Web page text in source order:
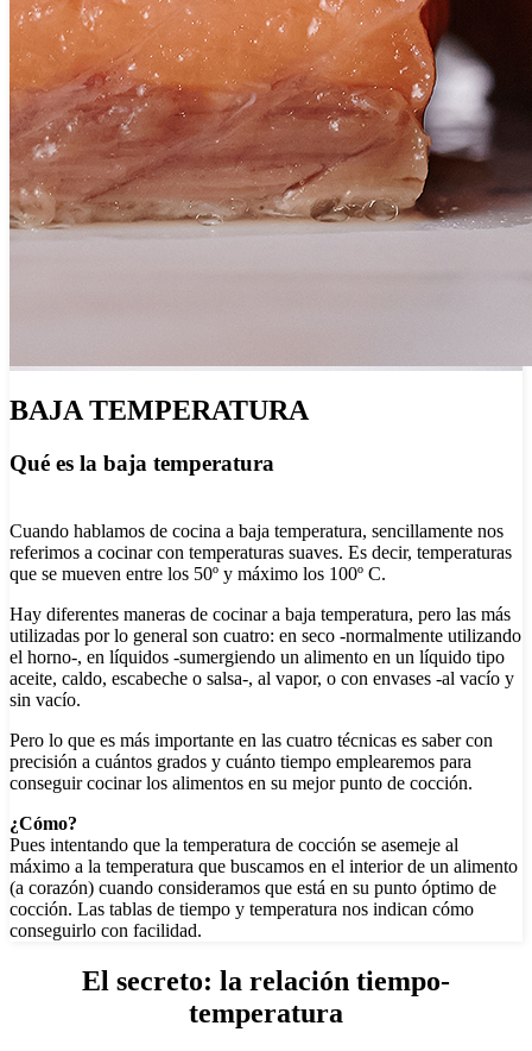
BAJA TEMPERATURA
Qué es la baja temperatura
Cuando hablamos de cocina a baja temperatura, sencillamente nos
referimos a cocinar con temperaturas suaves. Es decir, temperaturas
que se mueven entre los 50º y máximo los 100º C.
Hay diferentes maneras de cocinar a baja temperatura, pero las más
utilizadas por lo general son cuatro: en seco -normalmente utilizando
el horno-, en líquidos -sumergiendo un alimento en un líquido tipo
aceite, caldo, escabeche o salsa-, al vapor, o con envases -al vacío y
sin vacío.
Pero lo que es más importante en las cuatro técnicas es saber con
precisión a cuántos grados y cuánto tiempo emplearemos para
conseguir cocinar los alimentos en su mejor punto de cocción.
¿Cómo?
Pues intentando que la temperatura de cocción se asemeje al
máximo a la temperatura que buscamos en el interior de un alimento
(a corazón) cuando consideramos que está en su punto óptimo de
cocción. Las tablas de tiempo y temperatura nos indican cómo
conseguirlo con facilidad.
El secreto: la relación tiempo-
temperatura